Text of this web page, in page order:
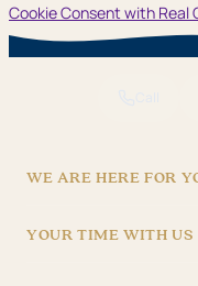
Cookie Consent with Real
WE ARE HERE FOR
YOUR TIME WITH US